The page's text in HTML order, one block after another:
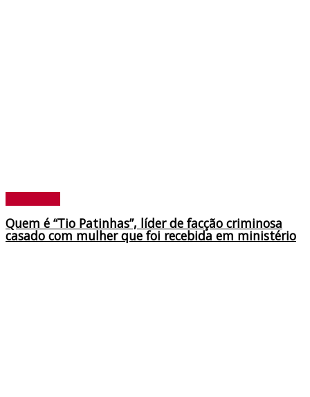
Quem é “Tio Patinhas”, líder de facção criminosa
casado com mulher que foi recebida em ministério